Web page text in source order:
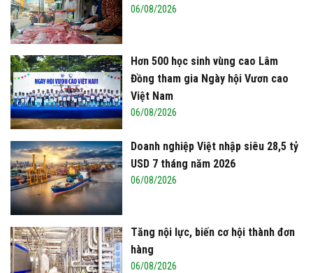
06/08/2026
Hơn 500 học sinh vùng cao Lâm
Đồng tham gia Ngày hội Vươn cao
Việt Nam
06/08/2026
Doanh nghiệp Việt nhập siêu 28,5 tỷ
USD 7 tháng năm 2026
06/08/2026
Tăng nội lực, biến cơ hội thành đơn
hàng
06/08/2026